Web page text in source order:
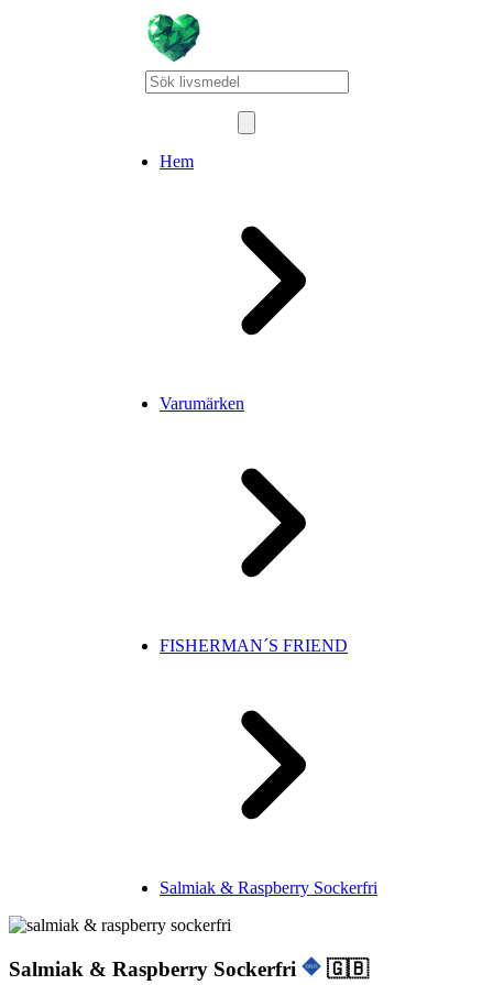
Hem
Varumärken
FISHERMAN´S FRIEND
Salmiak & Raspberry Sockerfri
Salmiak & Raspberry Sockerfri 🇬🇧